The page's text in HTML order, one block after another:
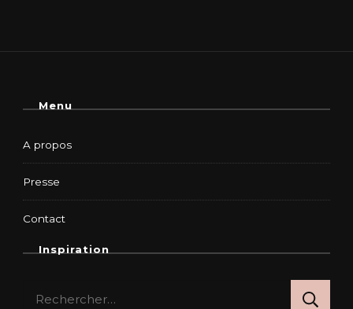
Menu
A propos
Presse
Contact
Inspiration